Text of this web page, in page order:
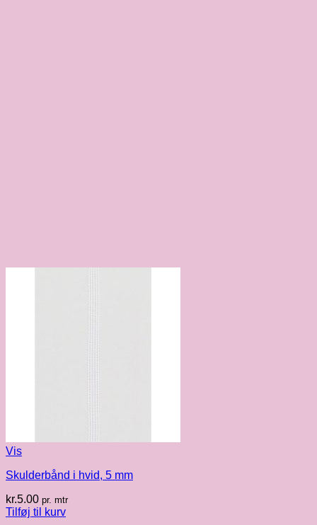
Vis
Skulderbånd i hvid, 5 mm
kr.5.00 pr. mtr
Tilføj til kurv